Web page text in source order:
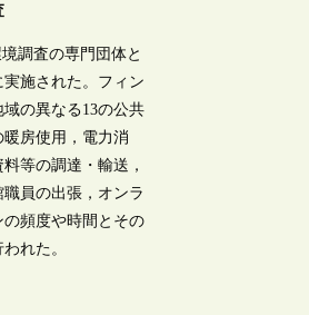
調査の専門団体と
施された。フィン
の異なる13の公共
房使用，電力消
等の調達・輸送，
員の出張，オンラ
頻度や時間とその
れた。